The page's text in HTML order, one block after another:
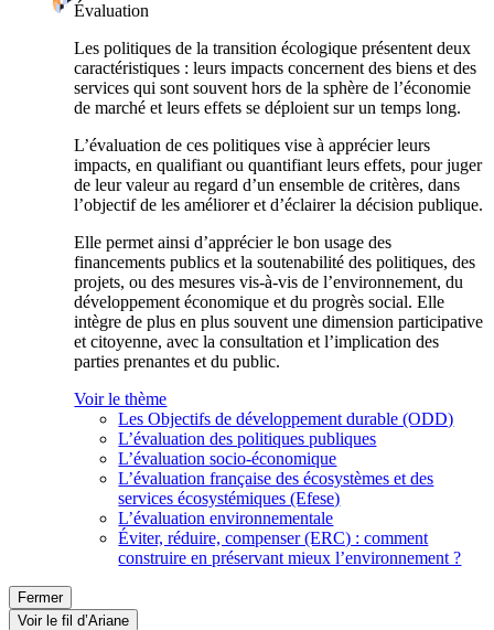
Évaluation
Les politiques de la transition écologique présentent deux
caractéristiques : leurs impacts concernent des biens et des
services qui sont souvent hors de la sphère de l’économie
de marché et leurs effets se déploient sur un temps long.
L’évaluation de ces politiques vise à apprécier leurs
impacts, en qualifiant ou quantifiant leurs effets, pour juger
de leur valeur au regard d’un ensemble de critères, dans
l’objectif de les améliorer et d’éclairer la décision publique.
Elle permet ainsi d’apprécier le bon usage des
financements publics et la soutenabilité des politiques, des
projets, ou des mesures vis-à-vis de l’environnement, du
développement économique et du progrès social. Elle
intègre de plus en plus souvent une dimension participative
et citoyenne, avec la consultation et l’implication des
parties prenantes et du public.
Voir le thème
Les Objectifs de développement durable (ODD)
L’évaluation des politiques publiques
L’évaluation socio-économique
L’évaluation française des écosystèmes et des
services écosystémiques (Efese)
L’évaluation environnementale
Éviter, réduire, compenser (ERC) : comment
construire en préservant mieux l’environnement ?
Fermer
Voir le fil d’Ariane